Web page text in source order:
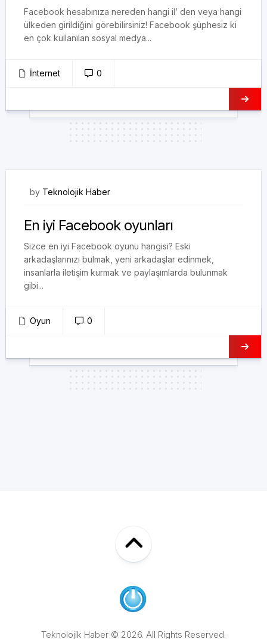
Facebook hesabınıza nereden hangi il’ den veya hangi
ülkeden girildiğini görebilirsiniz! Facebook şüphesiz ki
en çok kullanılan sosyal medya...
İnternet 0
by Teknolojik Haber
En iyi Facebook oyunları
Sizce en iyi Facebook oyunu hangisi? Eski
arkadaşlarınızı bulmak, yeni arkadaşlar edinmek,
insanlarla iletişim kurmak ve paylaşımlarda bulunmak
gibi...
Oyun 0
Teknolojik Haber © 2026. All Rights Reserved.